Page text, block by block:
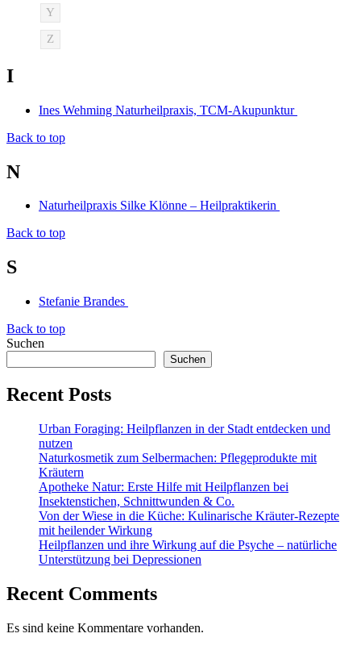
Y
Z
I
Ines Wehming Naturheilpraxis, TCM-Akupunktur
Back to top
N
Naturheilpraxis Silke Klönne – Heilpraktikerin
Back to top
S
Stefanie Brandes
Back to top
Suchen
Suchen
Recent Posts
Urban Foraging: Heilpflanzen in der Stadt entdecken und
nutzen
Naturkosmetik zum Selbermachen: Pflegeprodukte mit
Kräutern
Apotheke Natur: Erste Hilfe mit Heilpflanzen bei
Insektenstichen, Schnittwunden & Co.
Von der Wiese in die Küche: Kulinarische Kräuter-Rezepte
mit heilender Wirkung
Heilpflanzen und ihre Wirkung auf die Psyche – natürliche
Unterstützung bei Depressionen
Recent Comments
Es sind keine Kommentare vorhanden.